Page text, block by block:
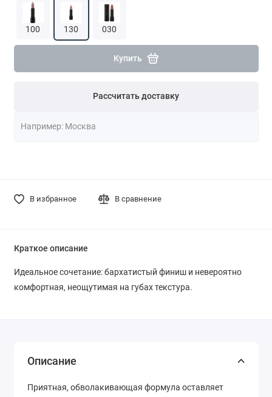
100 130 030
Купить
Рассчитать доставку
В избранное В сравнение
Краткое описание
Идеальное сочетание: бархатистый финиш и невероятно
комфортная, неощутимая на губах текстура.
Описание
Приятная, обволакивающая формула оставляет